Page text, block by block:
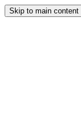
Skip to main content